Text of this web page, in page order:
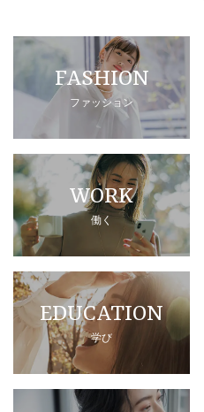
FASHION
ファッション
WORK
働く
EDUCATION
学び